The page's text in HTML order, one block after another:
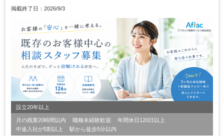
掲載終了日：2026/9/3
設立20年以上
月の残業20時間以内 職種未経験歓迎
年間休日120日以上
中途入社が5割以上
駅から徒歩5分以内